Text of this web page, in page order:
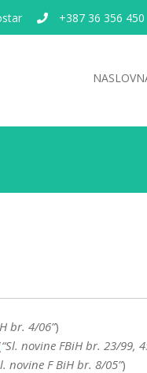
+387 36 356 450
br. 4/06”)
“Sl. novine FBiH br. 23/99,
novine F BiH br. 8/05”)